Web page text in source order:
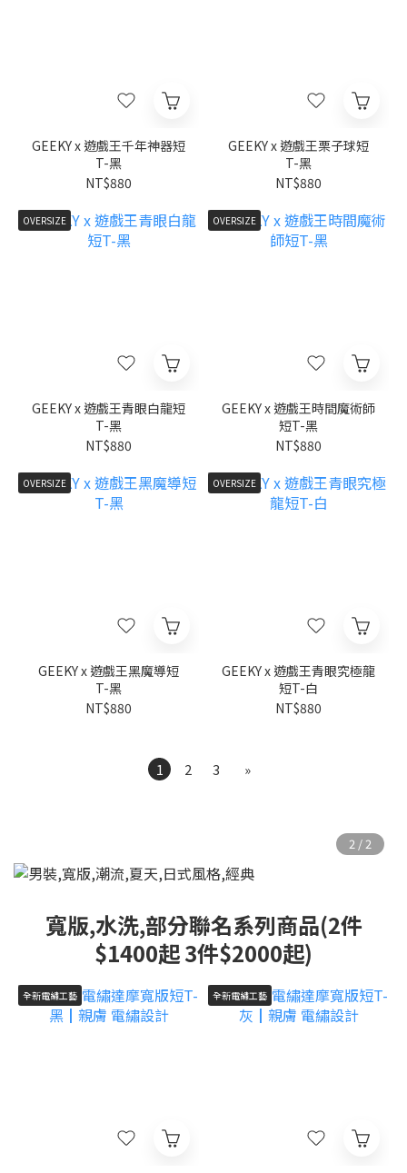
GEEKY x 遊戲王千年神器短
T-黑
NT$880
GEEKY x 遊戲王栗子球短
T-黑
NT$880
OVERSIZE
GEEKY x 遊戲王青眼白龍短
T-黑
NT$880
OVERSIZE
GEEKY x 遊戲王時間魔術師
短T-黑
NT$880
OVERSIZE
GEEKY x 遊戲王黑魔導短
T-黑
NT$880
OVERSIZE
GEEKY x 遊戲王青眼究極龍
短T-白
NT$880
1 2 3 »
寬版,水洗,部分聯名系列商品(2件
$1400起 3件$2000起)
全新電繡工藝 全新電繡工藝